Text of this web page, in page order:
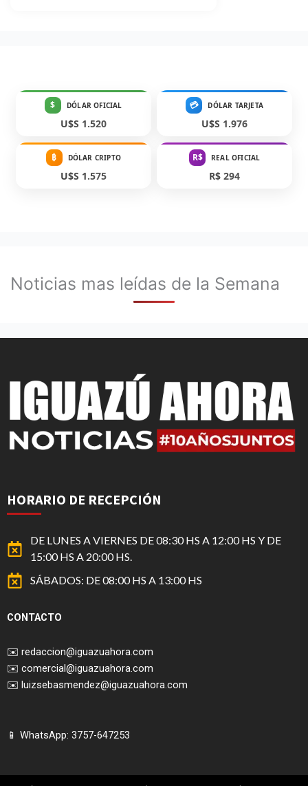
$ DÓLAR OFICIAL
U$S 1.520
💳 DÓLAR TARJETA
U$S 1.976
₿ DÓLAR CRIPTO
U$S 1.575
R$ REAL OFICIAL
R$ 294
Noticias mas leídas de la Semana
HORARIO DE RECEPCIÓN
DE LUNES A VIERNES DE 08:30 HS A 12:00 HS Y DE
15:00 HS A 20:00 HS.
SÁBADOS: DE 08:00 HS A 13:00 HS
CONTACTO
✉️ redaccion@iguazuahora.com
✉️ comercial@iguazuahora.com
✉️ luizsebasmendez@iguazuahora.com
📱 WhatsApp: 3757-647253